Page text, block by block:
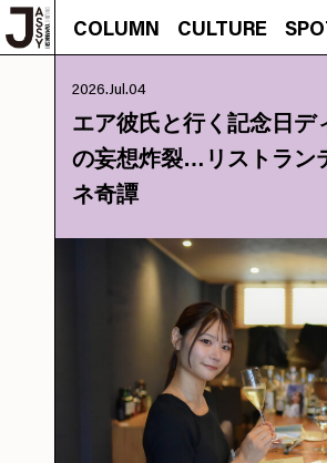
COLUMN CULTURE
COLUMN
PEOPLE
SNAP
TRIP BLOG
CULTURE
NOVEL
SPOT
ENTERTAINMENT
LIFESTYLE
ABOUT
CONTACT
OFFER
2026.Jul.04
エア彼氏と行く記念日デ
の妄想炸裂…リストラン
ネ奇譚